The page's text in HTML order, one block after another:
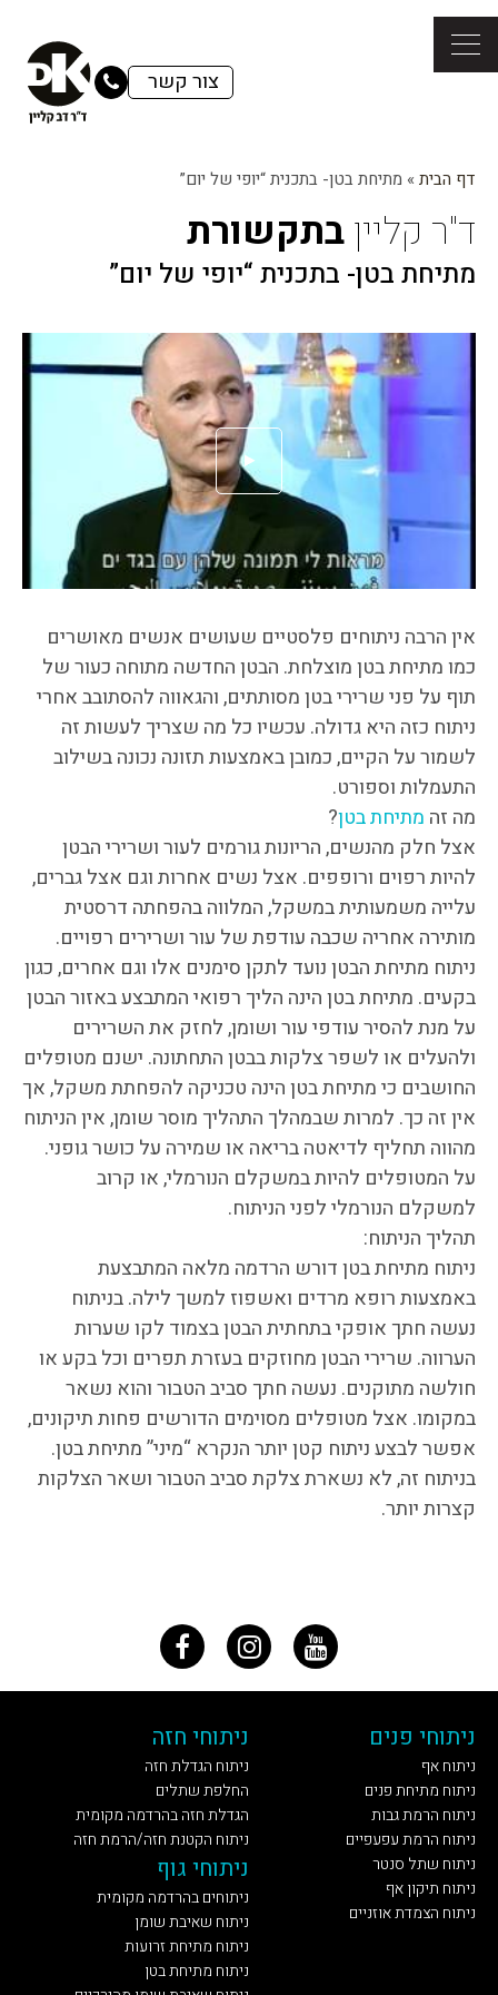
צור קשר
דף הבית » מתיחת בטן- בתכנית “יופי של יום”
ד"ר קלייןבתקשורת
מתיחת בטן- בתכנית “יופי של יום”
אין הרבה ניתוחים פלסטיים שעושים אנשים מאושרים
כמו מתיחת בטן מוצלחת. הבטן החדשה מתוחה כעור של
תוף על פני שרירי בטן מסותתים, והגאווה להסתובב אחרי
ניתוח כזה היא גדולה. עכשיו כל מה שצריך לעשות זה
לשמור על הקיים, כמובן באמצעות תזונה נכונה בשילוב
התעמלות וספורט.
מה זה מתיחת בטן?
אצל חלק מהנשים, הריונות גורמים לעור ושרירי הבטן
להיות רפוים ורופפים. אצל נשים אחרות וגם אצל גברים,
עלייה משמעותית במשקל, המלווה בהפחתה דרסטית
מותירה אחריה שכבה עודפת של עור ושרירים רפויים.
ניתוח מתיחת הבטן נועד לתקן סימנים אלו וגם אחרים, כגון
בקעים. מתיחת בטן הינה הליך רפואי המתבצע באזור הבטן
על מנת להסיר עודפי עור ושומן, לחזק את השרירים
ולהעלים או לשפר צלקות בבטן התחתונה. ישנם מטופלים
החושבים כי מתיחת בטן הינה טכניקה להפחתת משקל, אך
אין זה כך. למרות שבמהלך התהליך מוסר שומן, אין הניתוח
מהווה תחליף לדיאטה בריאה או שמירה על כושר גופני.
על המטופלים להיות במשקלם הנורמלי, או קרוב
למשקלם הנורמלי לפני הניתוח.
תהליך הניתוח:
ניתוח מתיחת בטן דורש הרדמה מלאה המתבצעת
באמצעות רופא מרדים ואשפוז למשך לילה. בניתוח
נעשה חתך אופקי בתחתית הבטן בצמוד לקו שערות
הערווה. שרירי הבטן מחוזקים בעזרת תפרים וכל בקע או
חולשה מתוקנים. נעשה חתך סביב הטבור והוא נשאר
במקומו. אצל מטופלים מסוימים הדורשים פחות תיקונים,
אפשר לבצע ניתוח קטן יותר הנקרא “מיני” מתיחת בטן.
בניתוח זה, לא נשארת צלקת סביב הטבור ושאר הצלקות
קצרות יותר.
ניתוחי פנים
ניתוח אף
ניתוח מתיחת פנים
ניתוח הרמת גבות
ניתוח הרמת עפעפיים
ניתוח שתל סנטר
ניתוח תיקון אף
ניתוח הצמדת אוזניים
ניתוחי חזה
ניתוח הגדלת חזה
החלפת שתלים
הגדלת חזה בהרדמה מקומית
ניתוח הקטנת חזה/הרמת חזה
ניתוחי גוף
ניתוחים בהרדמה מקומית
ניתוח שאיבת שומן
ניתוח מתיחת זרועות
ניתוח מתיחת בטן